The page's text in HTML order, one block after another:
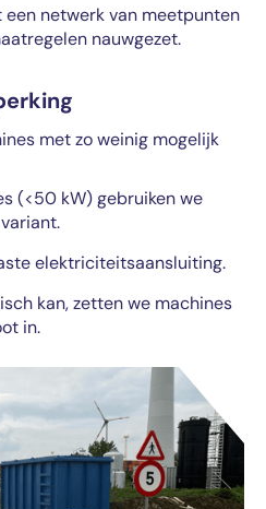
een netwerk van meetpunten
nauwgezet.
met zo weinig mogelijk
(<50 kW) gebruiken we
elektriciteitsaansluiting.
kan, zetten we machines
in.